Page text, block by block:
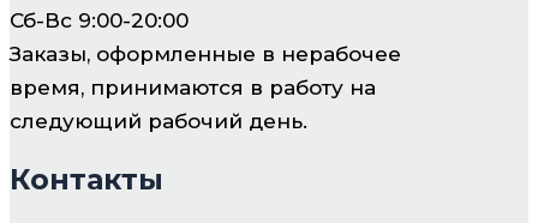
Сб-Вс 9:00-20:00
Заказы, оформленные в нерабочее
время, принимаются в работу на
следующий рабочий день.
Контакты